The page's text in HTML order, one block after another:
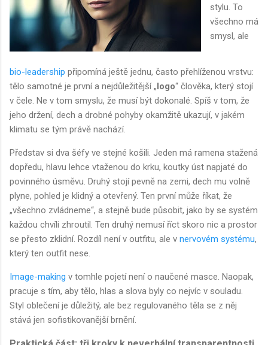
stylu. To
všechno má
smysl, ale
bio-leadership připomíná ještě jednu, často přehlíženou vrstvu:
tělo samotné je první a nejdůležitější „logo“ člověka, který stojí
v čele. Ne v tom smyslu, že musí být dokonalé. Spíš v tom, že
jeho držení, dech a drobné pohyby okamžitě ukazují, v jakém
klimatu se tým právě nachází.
Představ si dva šéfy ve stejné košili. Jeden má ramena stažená
dopředu, hlavu lehce vtaženou do krku, koutky úst napjaté do
povinného úsměvu. Druhý stojí pevně na zemi, dech mu volně
plyne, pohled je klidný a otevřený. Ten první může říkat, že
„všechno zvládneme“, a stejně bude působit, jako by se systém
každou chvíli zhroutil. Ten druhý nemusí říct skoro nic a prostor
se přesto zklidní. Rozdíl není v outfitu, ale v nervovém systému,
který ten outfit nese.
Image-making v tomhle pojetí není o naučené masce. Naopak,
pracuje s tím, aby tělo, hlas a slova byly co nejvíc v souladu.
Styl oblečení je důležitý, ale bez regulovaného těla se z něj
stává jen sofistikovanější brnění.